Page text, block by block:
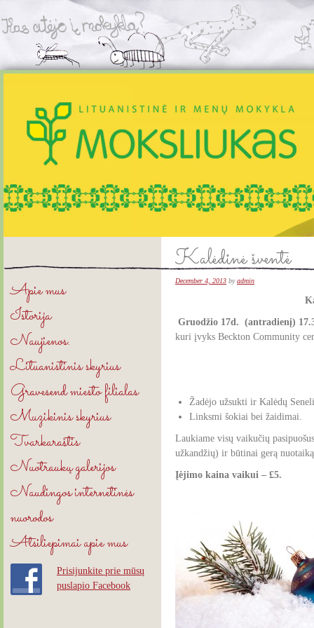
Kalėdinė šventė
December 4, 2013 byadmin
Gruodžio 17d. (antradienį)
kuri įvyks Beckton Community
Žadėjo užsukti ir Kalėdų
Linksmi šokiai bei žaidimai.
Laukiame visų vaikučių
užkandžių) ir būtinai gerą
Įėjimo kaina vaikui – £5.
Apie mus
Istorija
Naujienos.
Lituanistinis skyrius
Gravesend miesto filialas
Muzikinis skyrius
Tvarkaraštis
Nuotraukų galerijos
Naudingos internetinės
nuorodos
Atsiliepimai apie mus
Prisijunkite prie mūsų
puslapio Facebook